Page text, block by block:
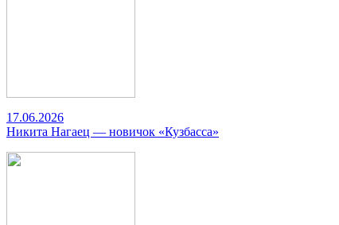
17.06.2026
Никита Нагаец — новичок «Кузбасса»